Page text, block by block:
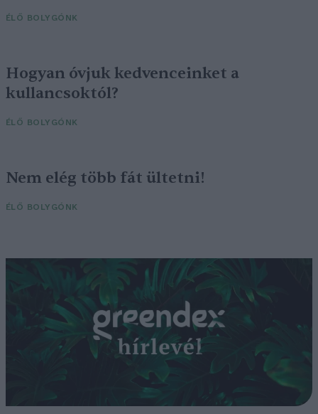
ÉLŐ BOLYGÓNK
Hogyan óvjuk kedvenceinket a
kullancsoktól?
ÉLŐ BOLYGÓNK
Nem elég több fát ültetni!
ÉLŐ BOLYGÓNK